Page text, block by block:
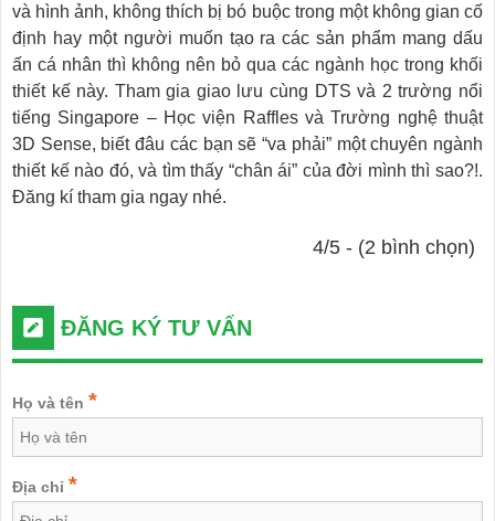
và hình ảnh, không thích bị bó buộc trong một không gian cố
định hay một người muốn tạo ra các sản phẩm mang dấu
ấn cá nhân thì không nên bỏ qua các ngành học trong khối
thiết kế này. Tham gia giao lưu cùng DTS và 2 trường nổi
tiếng Singapore – Học viện Raffles và Trường nghệ thuật
3D Sense, biết đâu các bạn sẽ “va phải” một chuyên ngành
thiết kế nào đó, và tìm thấy “chân ái” của đời mình thì sao?!.
Đăng kí tham gia ngay nhé.
4/5 - (2 bình chọn)
ĐĂNG KÝ TƯ VẤN
Họ và tên *
Địa chỉ *